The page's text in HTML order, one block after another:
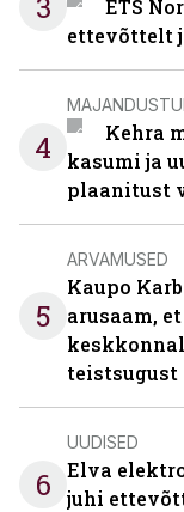
ETS
ettevõttelt
4
Kehra
kasumi ja
plaanitust
5
ARVAMUSED
Kaupo
arusaam,
6
UUDISED
Elva
juhi